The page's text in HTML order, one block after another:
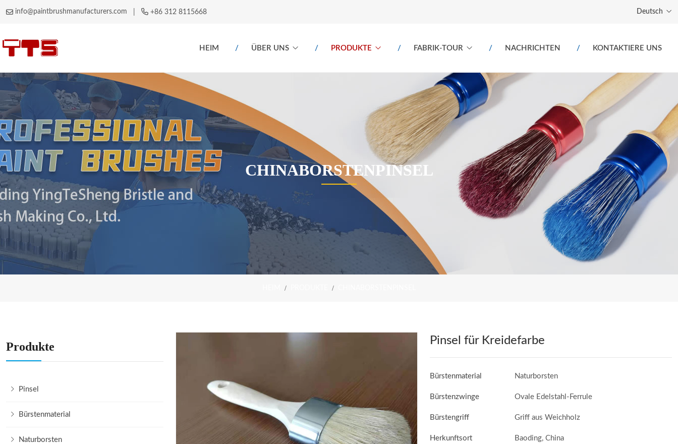
info@paintbrushmanufacturers.com +86 312 8115668 Deutsch
HEIM ÜBER UNS PRODUKTE FABRIK-TOUR NACHRICHTEN KONTAKTIERE UNS
CHINABORSTENPINSEL
Pinsel für Kreidefarbe
Bürstenmaterial Naturborsten
Bürstenzwinge Ovale Edelstahl-Ferrule
Bürstengriff Griff aus Weichholz
Herkunftsort Baoding, China
Produkte
Pinsel
Bürstenmaterial
Naturborsten